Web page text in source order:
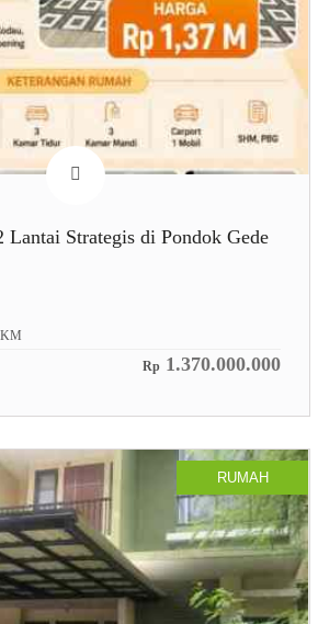
Lantai Strategis di Pondok Gede
KM
Rp 1.370.000.000
RUMAH